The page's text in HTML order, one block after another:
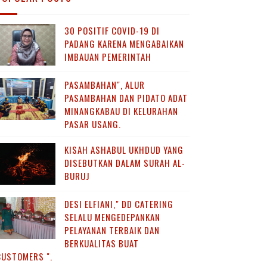
30 POSITIF COVID-19 DI
PADANG KARENA MENGABAIKAN
IMBAUAN PEMERINTAH
PASAMBAHAN", ALUR
PASAMBAHAN DAN PIDATO ADAT
MINANGKABAU DI KELURAHAN
PASAR USANG.
KISAH ASHABUL UKHDUD YANG
DISEBUTKAN DALAM SURAH AL-
BURUJ
DESI ELFIANI," DD CATERING
SELALU MENGEDEPANKAN
PELAYANAN TERBAIK DAN
BERKUALITAS BUAT
".